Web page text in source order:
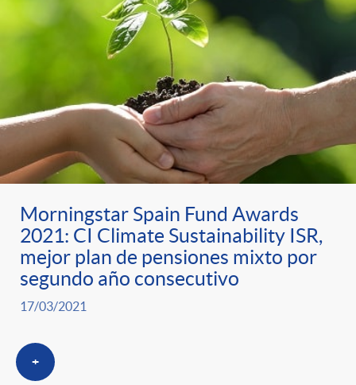
Morningstar Spain Fund Awards
2021: CI Climate Sustainability ISR,
mejor plan de pensiones mixto por
segundo año consecutivo
17/03/2021
+